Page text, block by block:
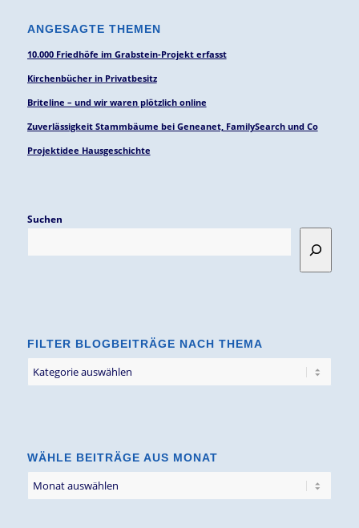
ANGESAGTE THEMEN
10.000 Friedhöfe im Grabstein-Projekt erfasst
Kirchenbücher in Privatbesitz
Briteline – und wir waren plötzlich online
Zuverlässigkeit Stammbäume bei Geneanet, FamilySearch und Co
Projektidee Hausgeschichte
Suchen
FILTER BLOGBEITRÄGE NACH THEMA
Blogbeiträge
WÄHLE BEITRÄGE AUS MONAT